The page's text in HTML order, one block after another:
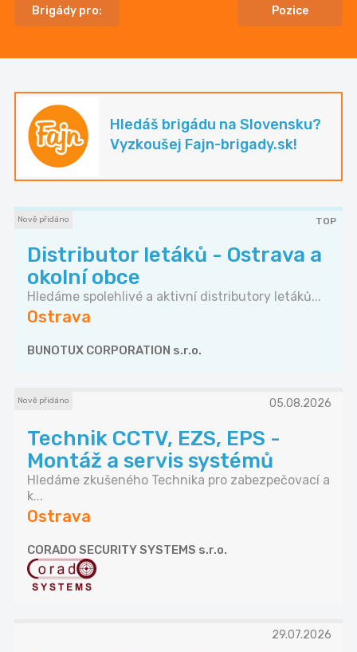
Brigády pro: Pozice
Hledáš brigádu na Slovensku?
Vyzkoušej Fajn-brigady.sk!
Nově přidáno TOP
Distributor letáků - Ostrava a
okolní obce
Hledáme spolehlivé a aktivní distributory letáků...
Ostrava
BUNOTUX CORPORATION s.r.o.
Nově přidáno 05.08.2026
Technik CCTV, EZS, EPS -
Montáž a servis systémů
Hledáme zkušeného Technika pro zabezpečovací a
k...
Ostrava
CORADO SECURITY SYSTEMS s.r.o.
29.07.2026